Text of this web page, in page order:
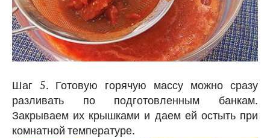
Шаг 5. Готовую горячую массу можно сразу
разливать по подготовленным банкам.
Закрываем их крышками и даем ей остыть при
комнатной температуре.